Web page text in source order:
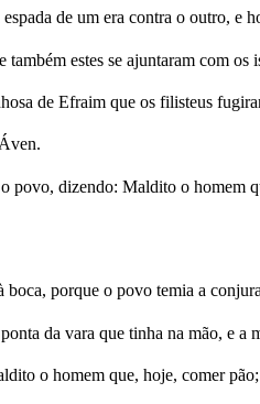
de um era contra o outro, e
estes se ajuntaram com os
de Efraim que os filisteus
povo, dizendo: Maldito o homem
porque o povo temia a
da vara que tinha na mão, e
o homem que, hoje, comer